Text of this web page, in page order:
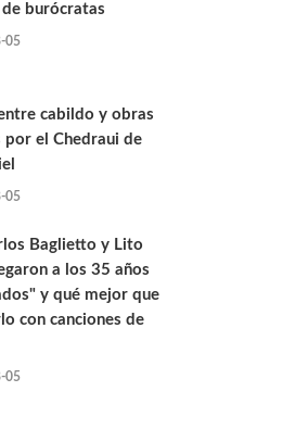
burócratas
05
cabildo y obras
por el Chedraui de
05
Baglietto y Lito
a los 35 años
y qué mejor que
con canciones de
05